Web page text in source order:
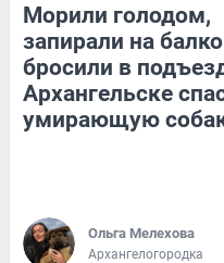
Морили голодом,
запирали на
бросили в
Архангельске
умирающую
Ольга Мелехова
Архангелогородка